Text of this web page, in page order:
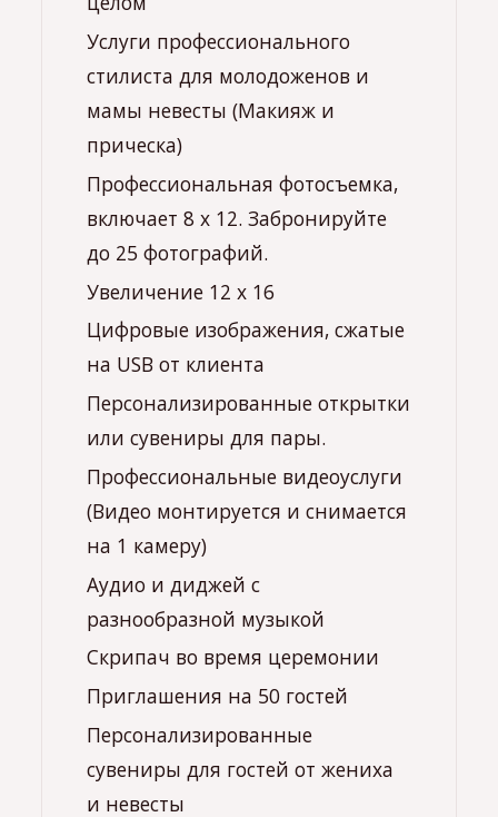
Услуги профессионального
стилиста для молодоженов и
мамы невесты (Макияж и
прическа)
Профессиональная фотосъемка,
включает 8 x 12. Забронируйте
до 25 фотографий.
Увеличение 12 х 16
Цифровые изображения, сжатые
на USB от клиента
Персонализированные открытки
или сувениры для пары.
Профессиональные видеоуслуги
(Видео монтируется и снимается
на 1 камеру)
Аудио и диджей с
разнообразной музыкой
Скрипач во время церемонии
Приглашения на 50 гостей
Персонализированные
сувениры для гостей от жениха
и невесты